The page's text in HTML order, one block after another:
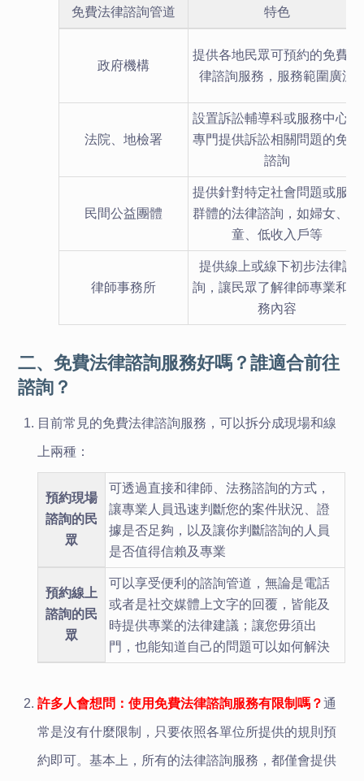
免費法律諮詢管道 特色
政府機構
提供各地民眾可預約的免費法
律諮詢服務，服務範圍廣泛
法院、地檢署
設置訴訟輔導科或服務中心，
專門提供訴訟相關問題的免費
諮詢
民間公益團體
提供針對特定社會問題或服務
群體的法律諮詢，如婦女、兒
童、低收入戶等
律師事務所
提供線上或線下初步法律諮
詢，讓民眾了解律師專業和服
務內容
二、免費法律諮詢服務好嗎？誰適合前往
諮詢？
目前常見的免費法律諮詢服務，可以拆分成現場和線
上兩種：
預約現場
諮詢的民
眾
可透過直接和律師、法務諮詢的方式，
讓專業人員迅速判斷您的案件狀況、證
據是否足夠 ， 以及讓你判斷諮詢的人員
是否值得信賴及專業
預約線上
諮詢的民
眾
可以享受便利的諮詢管道，無論是電話
或者是社交媒體上文字的回覆，皆能及
時提供專業的法律建議 ；讓您毋須出
門 ，也能知道自己的問題可以如何解決
許多人會想問：使用免費法律諮詢服務有限制嗎？通
常是沒有什麼限制，只要依照各單位所提供的規則預
約即可。基本上，所有的法律諮詢服務，都僅會提供